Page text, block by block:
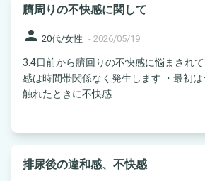
臍周りの不快感に関して
person 20代/女性 - 2026/05/19
3.4日前から臍回りの不快感に悩まされています 症
感は時間帯関係なく発生します ・最初
触れたときに不快感...
排尿後の違和感、不快感